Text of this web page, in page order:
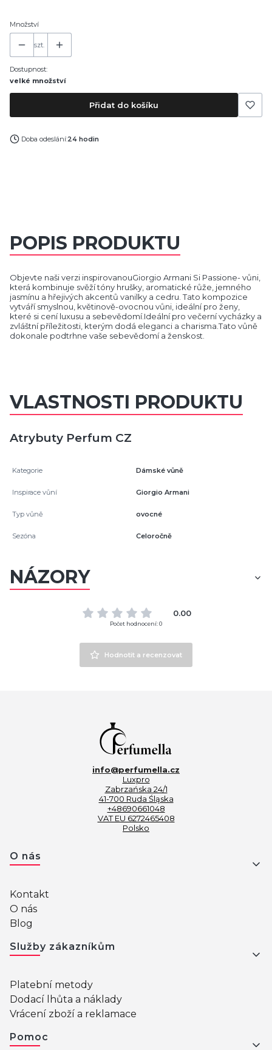
Množství
szt.
Dostupnost:
velké množství
Přidat do košíku
Doba odeslání:24 hodin
POPIS PRODUKTU
Objevte naši verzi inspirovanouGiorgio Armani Si Passione- vůni,
která kombinuje svěží tóny hrušky, aromatické růže, jemného
jasmínu a hřejivých akcentů vanilky a cedru. Tato kompozice
vytváří smyslnou, květinově-ovocnou vůni, ideální pro ženy,
které si cení luxusu a sebevědomí.Ideální pro večerní vycházky a
zvláštní příležitosti, kterým dodá eleganci a charisma.Tato vůně
dokonale podtrhne vaše sebevědomí a ženskost.
VLASTNOSTI PRODUKTU
Atrybuty Perfum CZ
Kategorie Dámské vůně
Inspirace vůní Giorgio Armani
Typ vůně ovocné
Sezóna Celoročně
NÁZORY
0.00
Počet hodnocení: 0
Hodnotit a recenzovat
info@perfumella.cz
Luxpro
Zabrzańska 24/1
41-700 Ruda Śląska
+48690661048
VAT EU 6272465408
Polsko
Menu v zápatí
O nás
Kontakt
O nás
Blog
Služby zákazníkům
Platební metody
Dodací lhůta a náklady
Vrácení zboží a reklamace
Pomoc